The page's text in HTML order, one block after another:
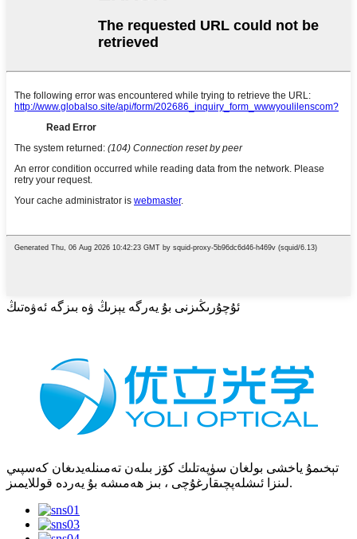
ئۇچۇرىڭىزنى بۇ يەرگە يېزىڭ ۋە بىزگە ئەۋەتىڭ
تېخىمۇ ياخشى بولغان سۈپەتلىك كۆز بىلەن تەمىنلەيدىغان كەسپىي
لىنزا ئىشلەپچىقارغۇچى ، بىز ھەمىشە بۇ يەردە قوللايمىز.